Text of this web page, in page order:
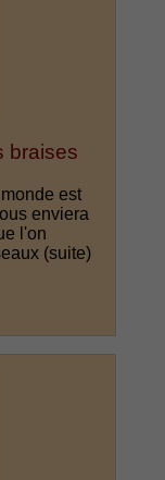
braises
est
enviera
l'on
(suite)